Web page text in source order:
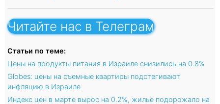
Читайте нас в Телеграм
Статьи по теме:
Цены на продукты питания в Израиле снизились на 0.8%
Globes: цены на съемные квартиры подстегивают
инфляцию в Израиле
Индекс цен в марте вырос на 0.2%, жилье подорожало на